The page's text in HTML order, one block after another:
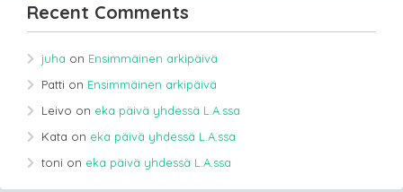
Recent Comments
juha on Ensimmäinen arkipäivä
Patti on Ensimmäinen arkipäivä
Leivo on eka päivä yhdessä L.A.ssa
Kata on eka päivä yhdessä L.A.ssa
toni on eka päivä yhdessä L.A.ssa